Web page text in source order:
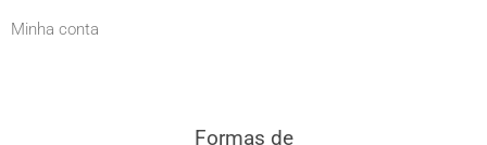
Minha conta
Formas de